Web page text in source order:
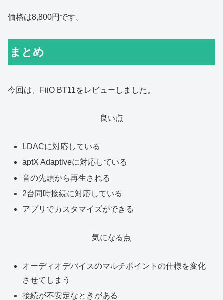
価格は8,800円です。
まとめ
今回は、FiiO BT11をレビューしました。
良い点
LDACに対応している
aptX Adaptiveに対応している
音の先頭から再生される
2台同時接続に対応している
アプリでカスタマイズができる
気になる点
オーディオデバイスのマルチポイントの仕様を変化
させてしまう
接続が不安定なときがある